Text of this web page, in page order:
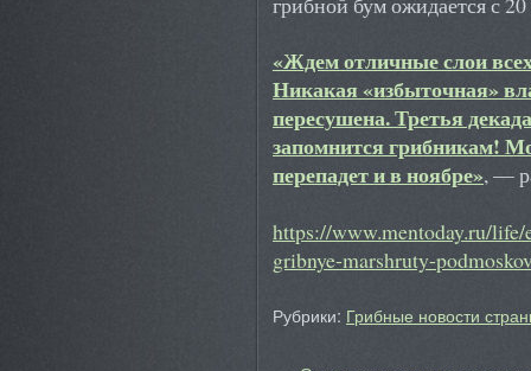
«Ждем отличные слои
Никакая «избыточная»
пересушена. Третья
запомнится грибникам!
перепадет и в ноябре», —
https://www.mentoday.ru/life/
gribnye-marshruty-
Рубрики: Грибные новости